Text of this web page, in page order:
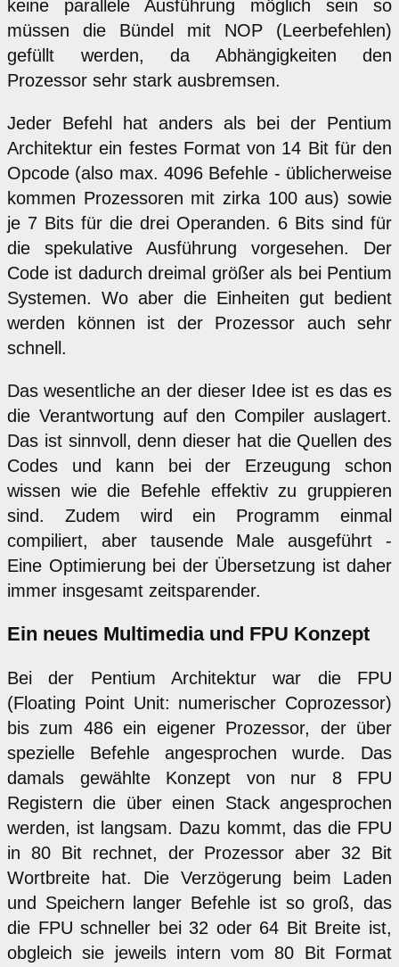
keine parallele Ausführung möglich sein so
müssen die Bündel mit NOP (Leerbefehlen)
gefüllt werden, da Abhängigkeiten den
Prozessor sehr stark ausbremsen.
Jeder Befehl hat anders als bei der Pentium
Architektur ein festes Format von 14 Bit für den
Opcode (also max. 4096 Befehle - üblicherweise
kommen Prozessoren mit zirka 100 aus) sowie
je 7 Bits für die drei Operanden. 6 Bits sind für
die spekulative Ausführung vorgesehen. Der
Code ist dadurch dreimal größer als bei Pentium
Systemen. Wo aber die Einheiten gut bedient
werden können ist der Prozessor auch sehr
schnell.
Das wesentliche an der dieser Idee ist es das es
die Verantwortung auf den Compiler auslagert.
Das ist sinnvoll, denn dieser hat die Quellen des
Codes und kann bei der Erzeugung schon
wissen wie die Befehle effektiv zu gruppieren
sind. Zudem wird ein Programm einmal
compiliert, aber tausende Male ausgeführt -
Eine Optimierung bei der Übersetzung ist daher
immer insgesamt zeitsparender.
Ein neues Multimedia und FPU Konzept
Bei der Pentium Architektur war die FPU
(Floating Point Unit: numerischer Coprozessor)
bis zum 486 ein eigener Prozessor, der über
spezielle Befehle angesprochen wurde. Das
damals gewählte Konzept von nur 8 FPU
Registern die über einen Stack angesprochen
werden, ist langsam. Dazu kommt, das die FPU
in 80 Bit rechnet, der Prozessor aber 32 Bit
Wortbreite hat. Die Verzögerung beim Laden
und Speichern langer Befehle ist so groß, das
die FPU schneller bei 32 oder 64 Bit Breite ist,
obgleich sie jeweils intern vom 80 Bit Format